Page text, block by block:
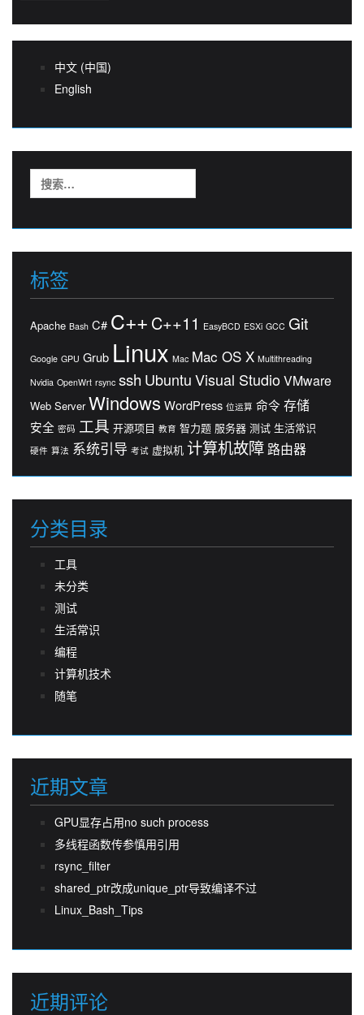
中文 (中国)
English
索：
标签
Apache Bash C# C++ C++11 EasyBCD ESXi GCC Git
Google GPU Grub Linux Mac Mac OS X Multithreading
Nvidia OpenWrt rsync ssh UbuntuVisual StudioVMware
Web Server Windows WordPress 位运算 命令 存储
安全 密码 工具 开源项目 教育 智力题 服务器 测试 生活常识
硬件 算法 系统引导 考试 虚拟机 计算机故障 路由器
分类目录
工具
未分类
测试
生活常识
编程
计算机技术
随笔
近期文章
GPU显存占用no such process
多线程函数传参慎用引用
rsync_filter
shared_ptr改成unique_ptr导致编译不过
Linux_Bash_Tips
近期评论